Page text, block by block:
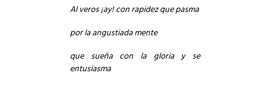
Al veros ¡ay! con rapidez que pasma
por la angustiada mente
que sueña con la gloria y se
entusiasma